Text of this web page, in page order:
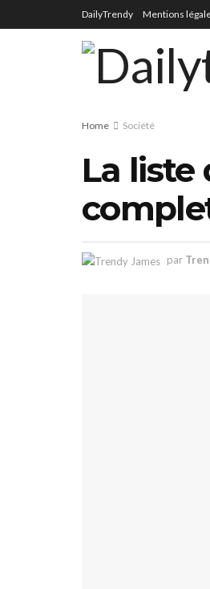
DailyTrendy Mentions
Home Société
La liste
par